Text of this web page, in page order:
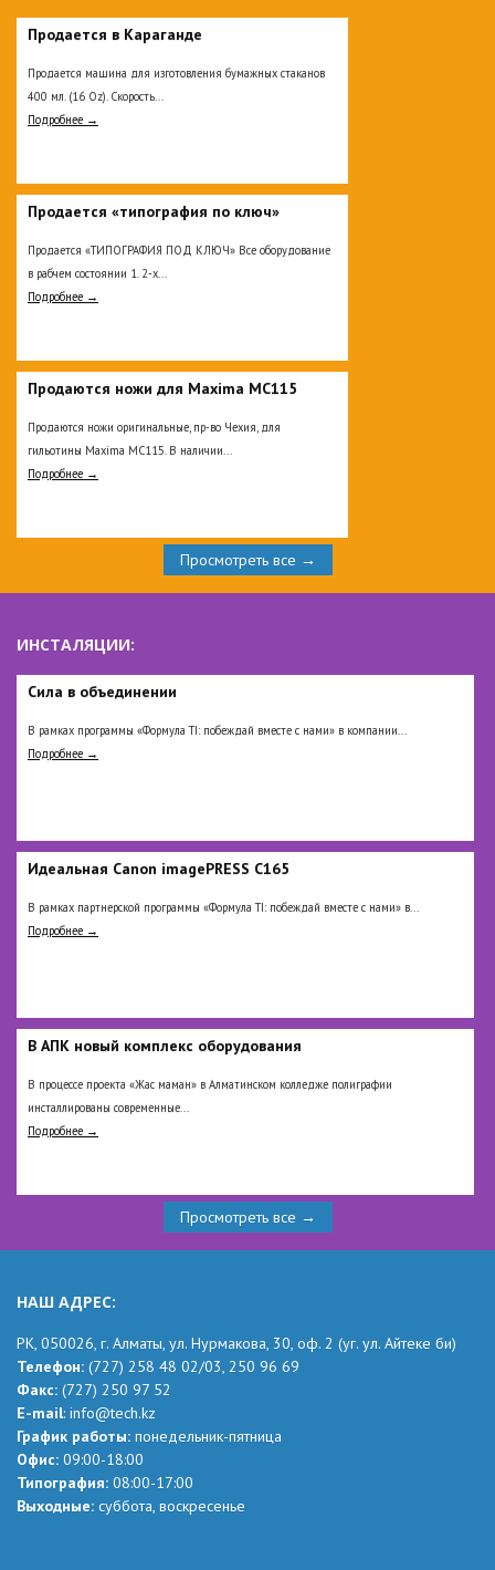
Продается в Караганде
Продается машина для изготовления бумажных стаканов
400 мл. (16 Oz). Скорость...
Подробнее →
Продается «типография по ключ»
Продается «ТИПОГРАФИЯ ПОД КЛЮЧ» Все оборудование
в рабчем состоянии 1. 2-х...
Подробнее →
Продаются ножи для Maxima MC115
Продаются ножи оригинальные, пр-во Чехия, для
гильотины Maxima MC115. В наличии...
Подробнее →
Просмотреть все →
ИНСТАЛЯЦИИ:
Сила в объединении
В рамках программы «Формула TI: побеждай вместе с нами» в компании...
Подробнее →
Идеальная Сanon imagePRESS C165
В рамках партнерской программы «Формула TI: побеждай вместе с нами» в...
Подробнее →
В АПК новый комплекс оборудования
В процессе проекта «Жас маман» в Алматинском колледже полиграфии
инсталлированы современные...
Подробнее →
Просмотреть все →
НАШ АДРЕС:
РК, 050026, г. Алматы, ул. Нурмакова, 30, оф. 2 (уг. ул. Айтеке би)
Телефон: (727) 258 48 02/03, 250 96 69
Факс: (727) 250 97 52
Е-mail: info@tech.kz
График работы: понедельник-пятница
Офис: 09:00-18:00
Типография: 08:00-17:00
Выходные: суббота, воскресенье